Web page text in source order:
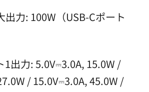
出力: 100W（USB-Cポート
1出力: 5.0V⎓3.0A, 15.0W /
/ 15.0V⎓3.0A, 45.0W /